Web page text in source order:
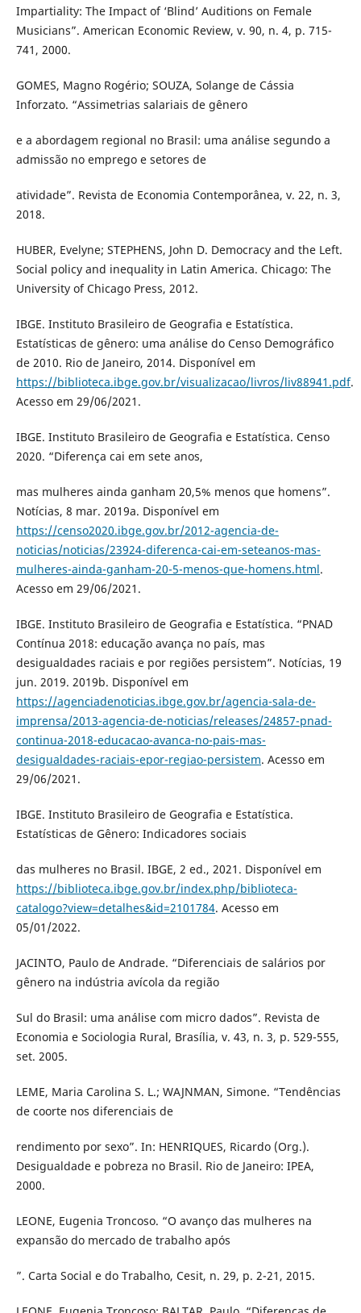
Impartiality: The Impact of ‘Blind’ Auditions on Female
Musicians”. American Economic Review, v. 90, n. 4, p. 715-
741, 2000.
GOMES, Magno Rogério; SOUZA, Solange de Cássia
Inforzato. “Assimetrias salariais de gênero
e a abordagem regional no Brasil: uma análise segundo a
admissão no emprego e setores de
atividade”. Revista de Economia Contemporânea, v. 22, n. 3,
2018.
HUBER, Evelyne; STEPHENS, John D. Democracy and the Left.
Social policy and inequality in Latin America. Chicago: The
University of Chicago Press, 2012.
IBGE. Instituto Brasileiro de Geografia e Estatística.
Estatísticas de gênero: uma análise do Censo Demográfico
de 2010. Rio de Janeiro, 2014. Disponível em
https://biblioteca.ibge.gov.br/visualizacao/livros/liv88941.pdf.
Acesso em 29/06/2021.
IBGE. Instituto Brasileiro de Geografia e Estatística. Censo
2020. “Diferença cai em sete anos,
mas mulheres ainda ganham 20,5% menos que homens”.
Notícias, 8 mar. 2019a. Disponível em
https://censo2020.ibge.gov.br/2012-agencia-de-
noticias/noticias/23924-diferenca-cai-em-seteanos-mas-
mulheres-ainda-ganham-20-5-menos-que-homens.html.
Acesso em 29/06/2021.
IBGE. Instituto Brasileiro de Geografia e Estatística. “PNAD
Contínua 2018: educação avança no país, mas
desigualdades raciais e por regiões persistem”. Notícias, 19
jun. 2019. 2019b. Disponível em
https://agenciadenoticias.ibge.gov.br/agencia-sala-de-
imprensa/2013-agencia-de-noticias/releases/24857-pnad-
continua-2018-educacao-avanca-no-pais-mas-
desigualdades-raciais-epor-regiao-persistem. Acesso em
29/06/2021.
IBGE. Instituto Brasileiro de Geografia e Estatística.
Estatísticas de Gênero: Indicadores sociais
das mulheres no Brasil. IBGE, 2 ed., 2021. Disponível em
https://biblioteca.ibge.gov.br/index.php/biblioteca-
catalogo?view=detalhes&id=2101784. Acesso em
05/01/2022.
JACINTO, Paulo de Andrade. “Diferenciais de salários por
gênero na indústria avícola da região
Sul do Brasil: uma análise com micro dados”. Revista de
Economia e Sociologia Rural, Brasília, v. 43, n. 3, p. 529-555,
set. 2005.
LEME, Maria Carolina S. L.; WAJNMAN, Simone. “Tendências
de coorte nos diferenciais de
rendimento por sexo”. In: HENRIQUES, Ricardo (Org.).
Desigualdade e pobreza no Brasil. Rio de Janeiro: IPEA,
2000.
LEONE, Eugenia Troncoso. “O avanço das mulheres na
expansão do mercado de trabalho após
”. Carta Social e do Trabalho, Cesit, n. 29, p. 2-21, 2015.